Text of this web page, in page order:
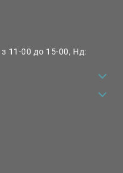
з 11-00 до 15-00, Нд: